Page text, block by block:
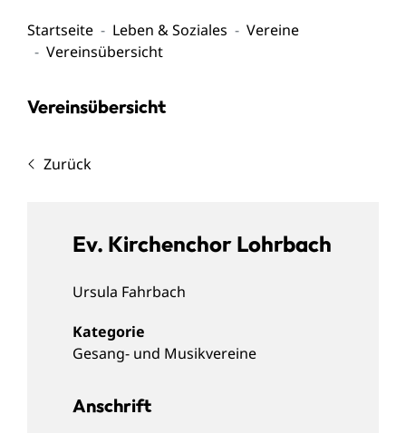
Startseite Leben & Soziales
Vereine
Vereinsübersicht
Vereinsübersicht
Zurück
Ev. Kirchenchor Lohrbach
Ursula Fahrbach
Gesang- und Musikvereine
Anschrift